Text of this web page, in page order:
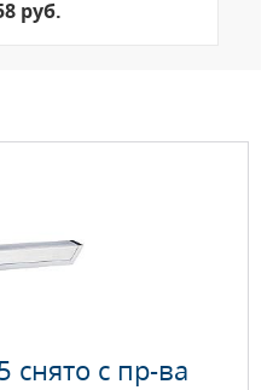
руб.
снято с пр-ва